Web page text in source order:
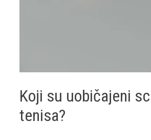
Koji su uobičajeni
tenisa?